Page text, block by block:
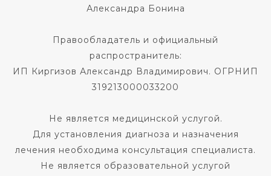
Александра Бонина
Правообладатель и официальный
распространитель:
ИП Киргизов Александр Владимирович. ОГРНИП
319213000033200
Не является медицинской услугой.
Для установления диагноза и назначения
лечения необходима консультация специалиста.
Не является образовательной услугой